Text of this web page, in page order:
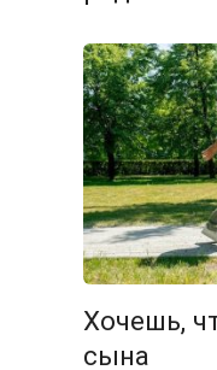
Хочешь,
сына